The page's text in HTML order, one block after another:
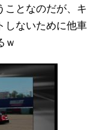
ことなのだが、キ
しないために他車
ｗ